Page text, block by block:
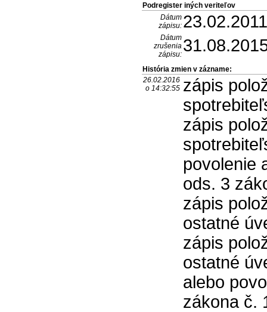
Podregister iných veriteľov
Dátum
zápisu: 23.02.2011
Dátum
zrušenia
zápisu:
História zmien v zázname:
26.02.2016
o 14:32:55 zápis
zápis
povolenie
ods. 3
zápis
ostatné
zápis
ostatné
alebo
zákona č.